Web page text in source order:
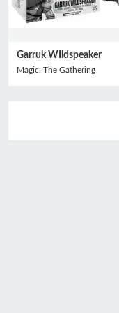
Garruk WIldspeaker
Magic: The Gathering